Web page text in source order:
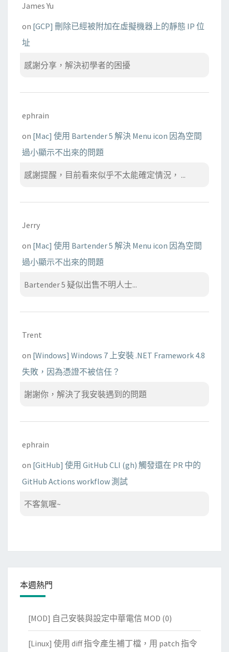
James Yu
on [GCP] 刪除已經被附加在虛擬機器上的靜態 IP 位
址
感謝分享，解決初學者的困擾
ephrain
on [Mac] 使用 Bartender 5 解決 Menu icon 因為空間
過小顯示不出來的問題
感謝提醒，目前看來似乎不太能確定情況， ...
Jerry
on [Mac] 使用 Bartender 5 解決 Menu icon 因為空間
過小顯示不出來的問題
Bartender 5 疑似出售不明人士...
Trent
on [Windows] Windows 7 上安裝 .NET Framework 4.8
失敗，因為憑證不被信任？
謝謝你，解決了我安裝遇到的問題
ephrain
on [GitHub] 使用 GitHub CLI (gh) 觸發還在 PR 中的
GitHub Actions workflow 測試
不客氣喔~
本週熱門
[MOD] 自己安裝與設定中華電信 MOD (0)
[Linux] 使用 diff 指令產生補丁檔，用 patch 指令